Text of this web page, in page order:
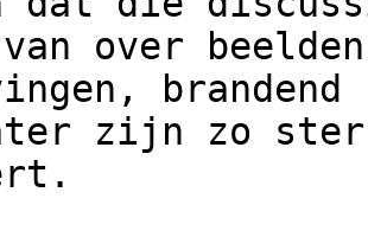
over
zijn zo